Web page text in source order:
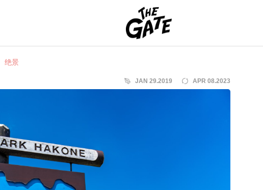
绝景
JAN 29.2019 APR 08.2023